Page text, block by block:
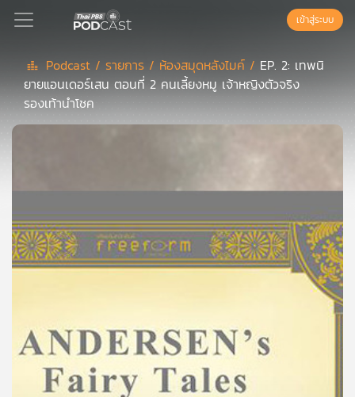
Podcast
แนะนำ
เพล
ของ
คุณ
เข้าสู่ระบบ
Podcast / รายการ / ห้องสมุดหลังไมค์ / EP. 2: เทพนิ
ยายแอนเดอร์เสน ตอนที่ 2 คนเลี้ยงหมู เจ้าหญิงตัวจริง
รองเท้านำโชค